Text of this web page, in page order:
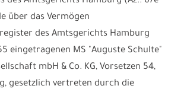
des Amtsgerichts Hamburg (Az.: 67e
über das Vermögen
des Amtsgerichts Hamburg
eingetragenen MS "Auguste Schulte"